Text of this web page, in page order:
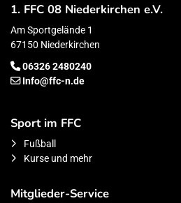
1. FFC 08 Niederkirchen e.V.
Am Sportgelände 1
67150 Niederkirchen
06326 2480240
Info@ffc-n.de
Sport im FFC
Fußball
Kurse und mehr
Mitglieder-Service